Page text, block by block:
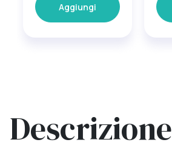
Aggiungi
Descrizione